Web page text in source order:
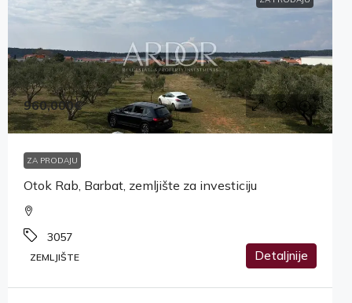
960,000€
ZA PRODAJU
Otok Rab, Barbat, zemljište za investiciju
3057
ZEMLJIŠTE Detaljnije